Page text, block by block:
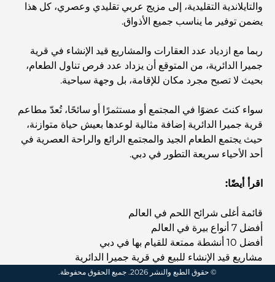
أغلى ماركات الملابس في العالم
العمارة العثمانية: إرث غني من الفن والثقافة والإمبراطورية
أغلى الطائرات الخاصة: نظرة على عالم الرفاهية في عالم
الطيران للمليارديرات
أغلى خواتم الخطوبة في العالم
المدارس الهندية في دبي: الدليل الأمثل للآباء
Exploring The Most Iconic Landmarks In Abu
والتايلاندية التقليدية، إلى مزيج عربي تقليدي وعصري، كل هذا
يضمن توفير ما يناسب جميع الأذواق.
ربما مع ازدياد عدد العقارات والمشاريع قيد الإنشاء في قرية
جميرا الدائرية، من المتوقع أن يزداد عدد فرص تناول الطعام،
بحيث لا تصبح مجرد مكان للإقامة، بل وجهة سياحية.
سواء كنتَ عضوًا في المجتمع أو مستثمرًا أو سائحًا، تُعدّ مطاعم
قرية جميرا الدائرية إضافة مثالية لوعدها بعيش حياة متوازنة،
حيث يجتمع الطعام الجيد والمجتمع الرائع والراحة العصرية في
أحد الأحياء سريعة التطور في دبي.
اقرأ أيضًا:
قائمة أغلى شرائح اللحم في العالم
أفضل 7 أنواع بيرة في العالم
أفضل 10 أنشطة ممتعة للقيام بها في دبي
مشاريع قيد الإنشاء للبيع في قرية جميرا الدائرية
© حقوق الطبع والنشر 2026. جميع الحقوق محفوظة.